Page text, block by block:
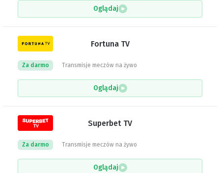
Oglądaj
Fortuna TV
Transmisje meczów na żywo
Za darmo
Oglądaj
Superbet TV
Transmisje meczów na żywo
Za darmo
Oglądaj